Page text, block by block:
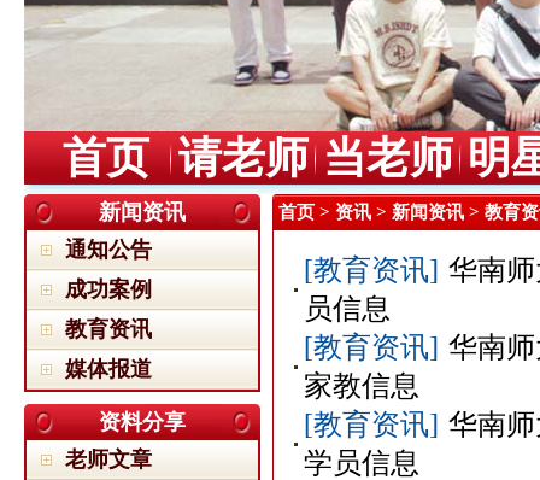
首页 请老师 当老师 明
新闻资讯
通知公告
成功案例
教育资讯
媒体报道
资料分享
老师文章
首页 > 资讯 > 新闻资讯 > 教育
[教育资讯] 华南
员信息
[教育资讯] 华南
家教信息
[教育资讯] 华南
学员信息